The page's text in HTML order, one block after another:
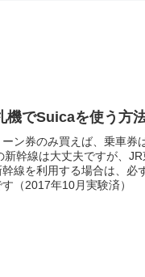
機でSuicaを使う方
ン券のみ買えば、乗車券
新幹線は大丈夫ですが、
線を利用する場合は、必
（2017年10月実験済）